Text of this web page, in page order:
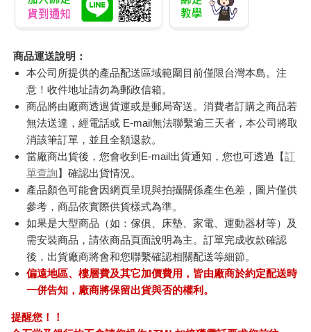
商品運送說明：
本公司所提供的產品配送區域範圍目前僅限台灣本島。注
意！收件地址請勿為郵政信箱。
商品將由廠商透過貨運或是郵局寄送。消費者訂購之商品若
無法送達，經電話或 E-mail無法聯繫逾三天者，本公司將取
消該筆訂單，並且全額退款。
當廠商出貨後，您會收到E-mail出貨通知，您也可透過【訂
單查詢】確認出貨情況。
產品顏色可能會因網頁呈現與拍攝關係產生色差，圖片僅供
參考，商品依實際供貨樣式為準。
如果是大型商品（如：傢俱、床墊、家電、運動器材等）及
需安裝商品，請依商品頁面說明為主。訂單完成收款確認
後，出貨廠商將會和您聯繫確認相關配送等細節。
偏遠地區、樓層費及其它加價費用，皆由廠商於約定配送時
一併告知，廠商將保留出貨與否的權利。
提醒您！！